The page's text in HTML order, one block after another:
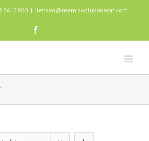
2612800 | iletisim@memisoglubaharat.com